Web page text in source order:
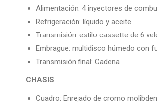
Alimentación: 4 inyectores de
Refrigeración: líquido y aceite
Transmisión: estilo cassette de 6
Embrague: multidisco húmedo con
Transmisión final: Cadena
CHASIS
Cuadro: Enrejado de cromo